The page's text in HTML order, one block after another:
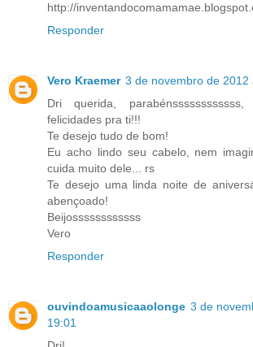
http://
Responder
Vero Kraemer 3 de novembro de 2012
Dri querida,
felicidades pra ti!!!
Te desejo tudo de bom!
Eu acho lindo seu cabelo, nem
cuida muito dele... rs
Te desejo uma linda noite de
abençoado!
Beijossssssssssss
Vero
Responder
ouvindoamusicaaolonge 3 de
19:01